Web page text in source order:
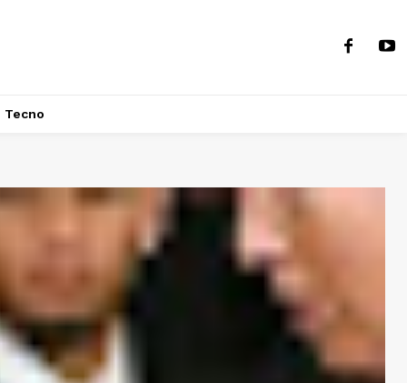
Tecno